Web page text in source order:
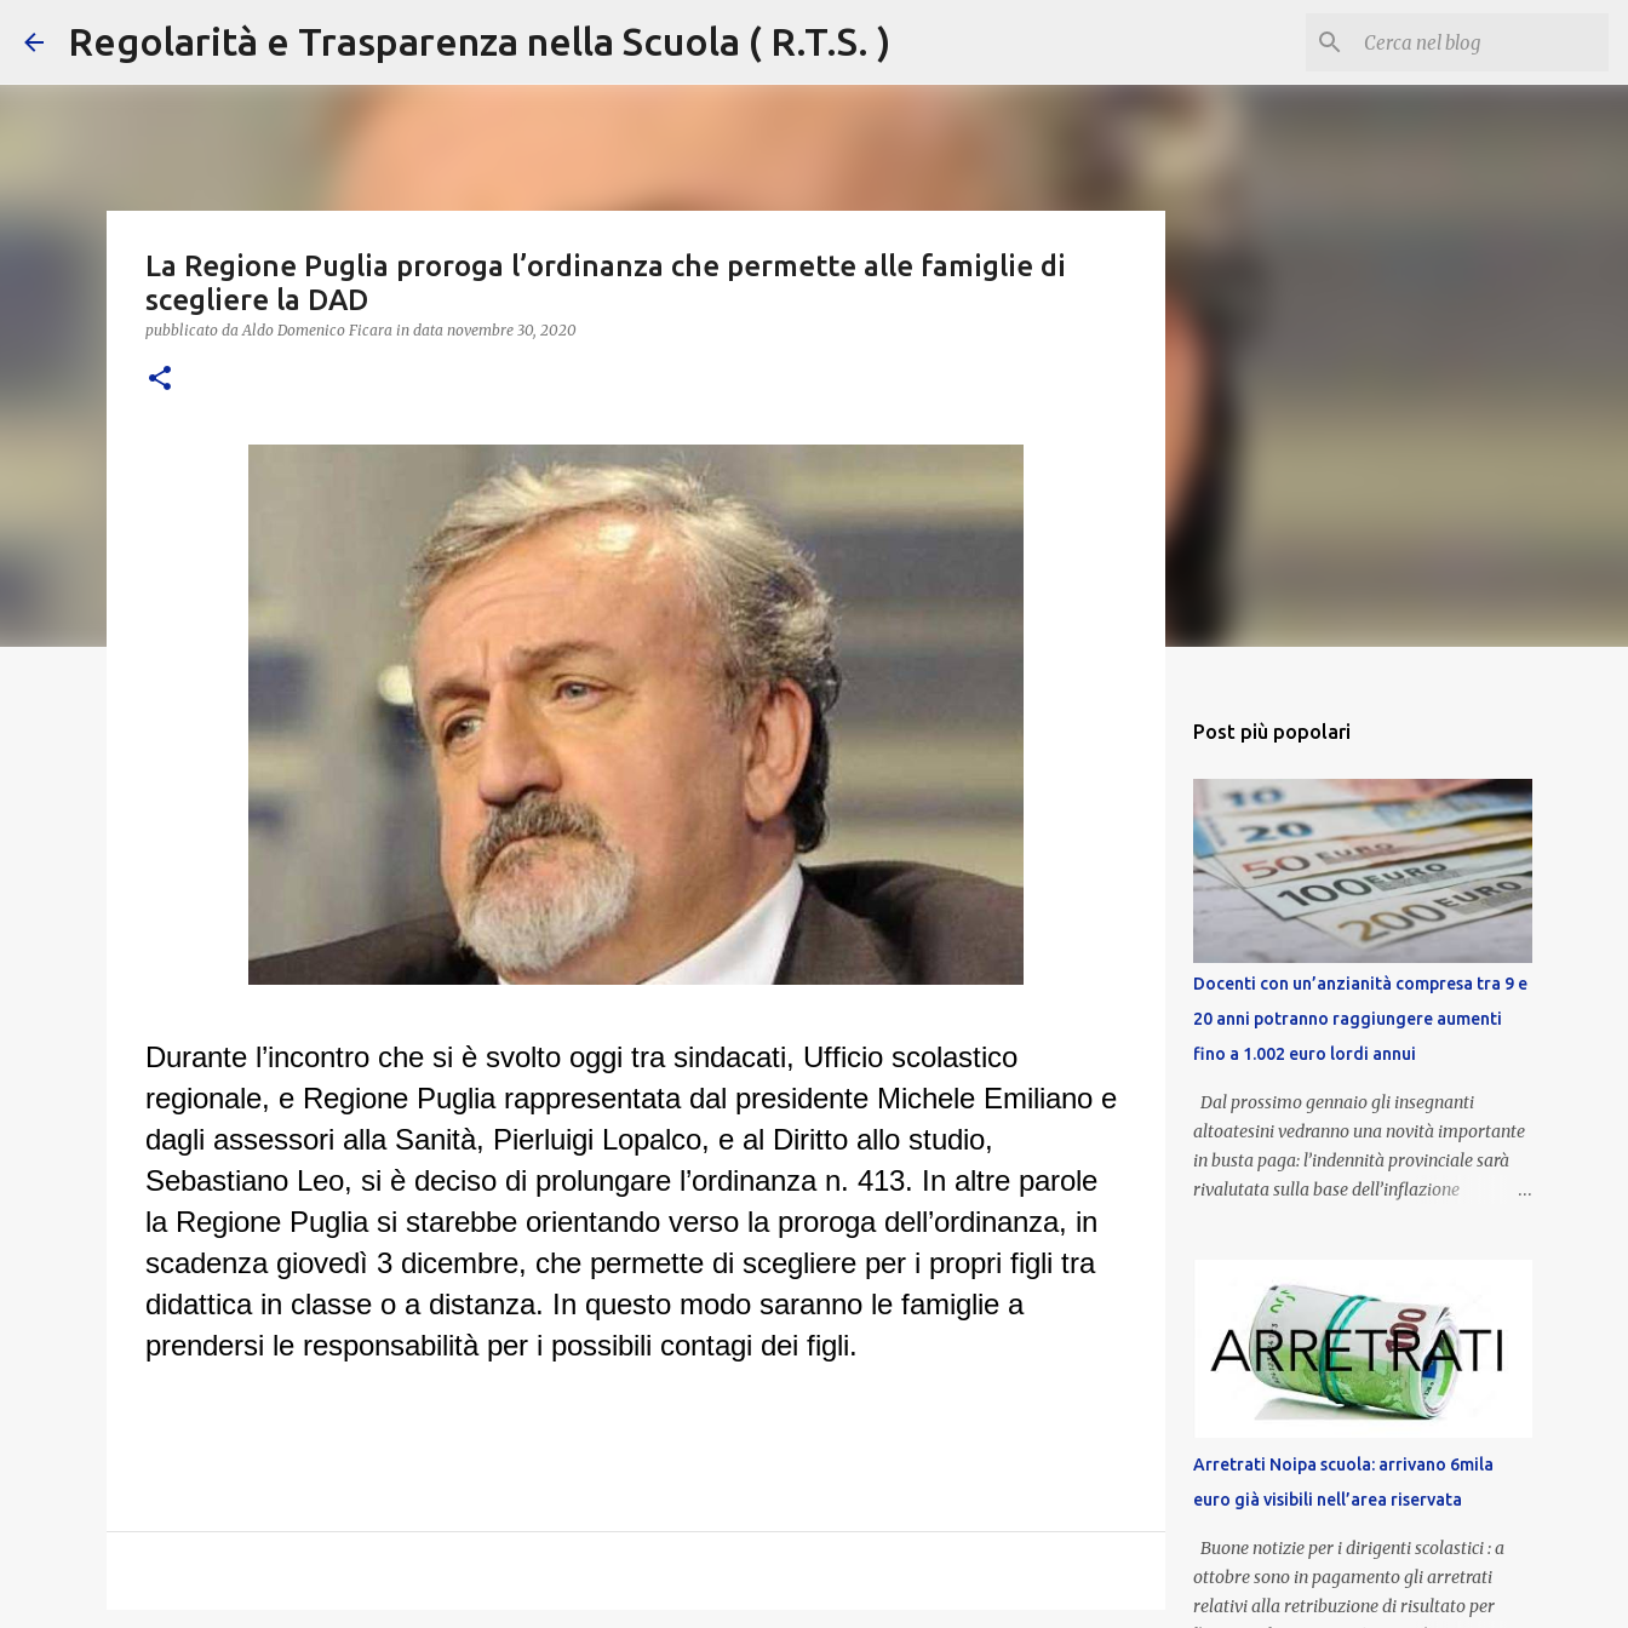
Passa ai contenuti principali
Regolarità e Trasparenza nella Scuola ( R.T.S. )
La Regione Puglia proroga l’ordinanza che permette alle famiglie di
scegliere la DAD
pubblicato daAldo Domenico Ficara in data novembre 30, 2020
Durante l’incontro che si è svolto oggi tra sindacati, Ufficio scolastico
regionale, e Regione Puglia rappresentata dal presidente Michele Emiliano e
dagli assessori alla Sanità, Pierluigi Lopalco, e al Diritto allo studio,
Sebastiano Leo, si è deciso di prolungare l’ordinanza n. 413. In altre parole
la Regione Puglia si starebbe orientando verso la proroga dell’ordinanza, in
scadenza giovedì 3 dicembre, che permette di scegliere per i propri figli tra
didattica in classe o a distanza. In questo modo saranno le famiglie a
prendersi le responsabilità per i possibili contagi dei figli.
Post più popolari
Docenti con un’anzianità compresa tra 9 e
20 anni potranno raggiungere aumenti
fino a 1.002 euro lordi annui
Dal prossimo gennaio gli insegnanti
altoatesini vedranno una novità importante
in busta paga: l’indennità provinciale sarà
rivalutata sulla base dell’inflazione
un’anzianità compresa tra 9 e 20 anni
potranno raggiungere fino a 1.002 euro lordi
annui. Il nuovo contratto provinciale
introduce inoltre un congedo speciale
dedicato alle donne vittime di violenza di
genere, in linea con la normativa nazionale e
con l’obiettivo di offrire maggiore tutela e
supporto in situazioni delicate. L’indennità
provinciale per i docenti è un unicum in
Italia: si tratta di una misura esclusiva della
Provincia autonoma di Bolzano, che integra
Arretrati Noipa scuola: arrivano 6mila
euro già visibili nell’area riservata
Buone notizie per i dirigenti scolastici : a
ottobre sono in pagamento gli arretrati
relativi alla retribuzione di risultato per